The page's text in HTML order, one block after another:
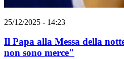
25/12/2025 - 14:23
Il Papa alla Messa della
non sono merce"